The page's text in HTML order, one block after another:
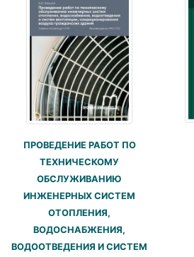
ПРОВЕДЕНИЕ РАБОТ ПО
ТЕХНИЧЕСКОМУ
ОБСЛУЖИВАНИЮ
ИНЖЕНЕРНЫХ СИСТЕМ
ОТОПЛЕНИЯ,
ВОДОСНАБЖЕНИЯ,
ВОДООТВЕДЕНИЯ И СИСТЕМ